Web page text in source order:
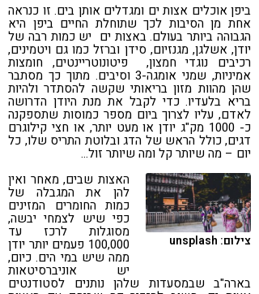
ביפן אוכלים אצות ים ומגדלים אותן בים. זו כנראה
אחת מן הסיבות לכך שתוחלת החיים ביפן היא
הגבוהה ביותר בעולם. באצות ים יש כמות רבה של
יודן, אשלגן, מגנזיום, סידן וברזל כמו גם ויטמינים,
רכיבים נוגדי חמצון, פיטונוטריינטים, חומצות
אמיניות, שמני אומגה-3 וסיבים. מתוך כך מסתבר
שהן מהוות מזון בריאותי שקשה להסתדר ולהיות
בריא בלעדיו. כדי לקבל את מנת היודן הדרושה
לאדם, עליו לצרוך ביום מספר כמוסות שתספקנה
כ- 1000 מק"ג יודן או מעט יותר, או חצי קילוגרם
דגים, כולל הראש של הדג ובלוטת התריס שלו, כל
יום – מה שיותר קל ומה שיותר זול…
צילום: unsplash
האצות שבים, מאחר ואין
להן את המגבלה של
כמות החומרים המזינים
כפי שיש לצמחי יבשה,
מסוגלות לרכז עד
100,000 פעמים יותר יודן
ממה שיש במי הים. כיום,
יש אוניברסיטאות
בארה"ב שבמסעדות שלהן נותנים לסטודנטים